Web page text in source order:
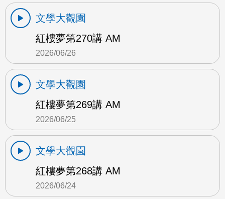
文學大觀園
紅樓夢第270講 AM
2026/06/26
文學大觀園
紅樓夢第269講 AM
2026/06/25
文學大觀園
紅樓夢第268講 AM
2026/06/24